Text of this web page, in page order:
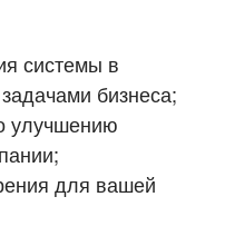
системы в
бизнеса;
улучшению
для вашей